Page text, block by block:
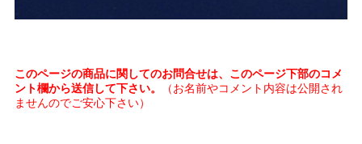
このページの商品に関してのお問合せは、このページ下部のコメ
ント欄から送信して下さい。
（お名前やコメント内容は公開され
ませんのでご安心下さい）